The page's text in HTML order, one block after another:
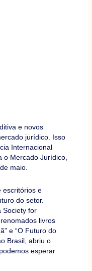
e novos
jurídico. Isso
Internacional
o Mercado Jurídico,
maio.
escritórios e
do setor.
Society for
livros
e “O Futuro do
Brasil, abriu o
esperar